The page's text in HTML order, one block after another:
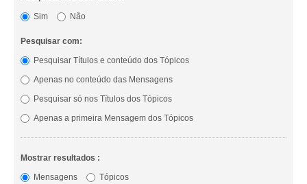
Sim
Não
Pesquisar com:
Pesquisar Títulos e conteúdo dos Tópicos
Apenas no conteúdo das Mensagens
Pesquisar só nos Títulos dos Tópicos
Apenas a primeira Mensagem dos Tópicos
Mostrar resultados :
Mensagens
Tópicos